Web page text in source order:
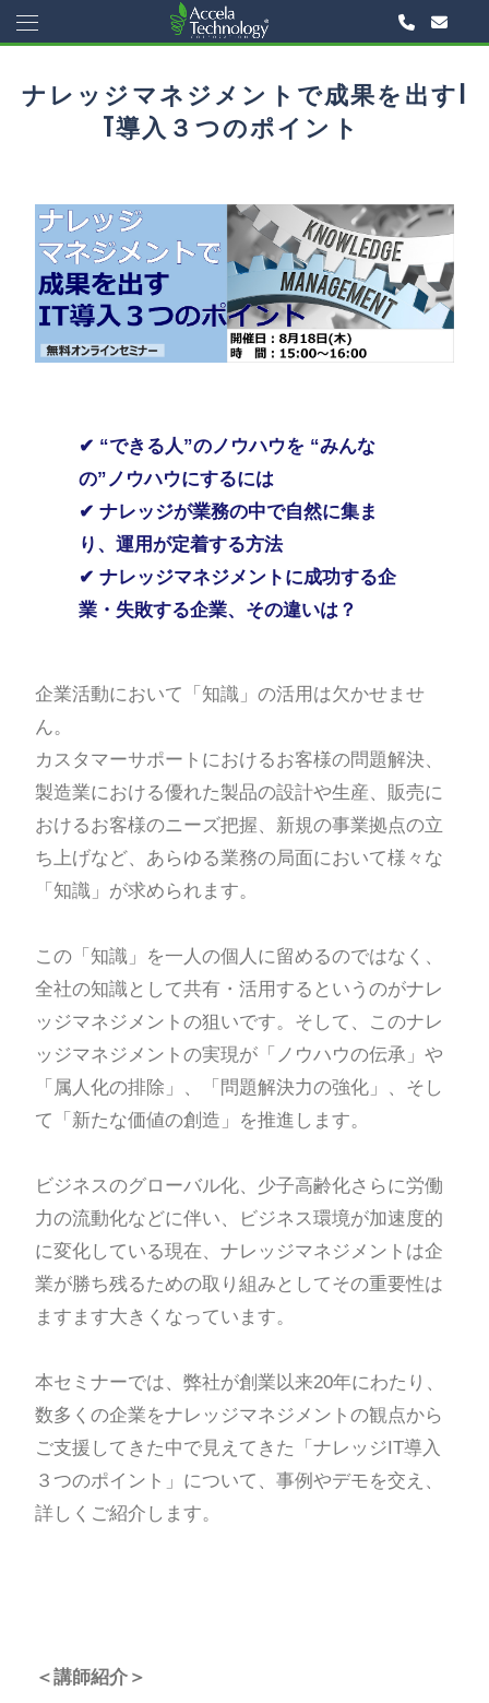
ナレッジマネジメントで成果を出すI
T導入３つのポイント
✔ “できる人”のノウハウを “みんな
の”ノウハウにするには
✔ ナレッジが業務の中で自然に集ま
り、運用が定着する方法
✔ ナレッジマネジメントに成功する企
業・失敗する企業、その違いは？
企業活動において「知識」の活用は欠かせませ
ん。
カスタマーサポートにおけるお客様の問題解決、
製造業における優れた製品の設計や生産、販売に
おけるお客様のニーズ把握、新規の事業拠点の立
ち上げなど、あらゆる業務の局面において様々な
「知識」が求められます。
この「知識」を一人の個人に留めるのではなく、
全社の知識として共有・活用するというのがナレ
ッジマネジメントの狙いです。そして、このナレ
ッジマネジメントの実現が「ノウハウの伝承」や
「属人化の排除」、「問題解決力の強化」、そし
て「新たな価値の創造」を推進します。
ビジネスのグローバル化、少子高齢化さらに労働
力の流動化などに伴い、ビジネス環境が加速度的
に変化している現在、ナレッジマネジメントは企
業が勝ち残るための取り組みとしてその重要性は
ますます大きくなっています。
本セミナーでは、弊社が創業以来20年にわたり、
数多くの企業をナレッジマネジメントの観点から
ご支援してきた中で見えてきた「ナレッジIT導入
３つのポイント」について、事例やデモを交え、
詳しくご紹介します。
＜講師紹介＞